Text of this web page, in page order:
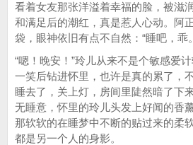
看着女友那张洋溢着幸福的脸，被滋
和满足后的潮红，真是惹人心动。阿
袋，眼神依旧有点不自然：“睡吧，乖
“嗯！晚安！”玲儿从来不是个敏感爱
一笑后钻进怀里，也许是真的累了，
睡去了，关上灯，房间里陡然暗了下
无睡意，怀里的玲儿头发上好闻的香
那软软的在睡梦中不断的贴过来的柔
都是另一个人的身影。